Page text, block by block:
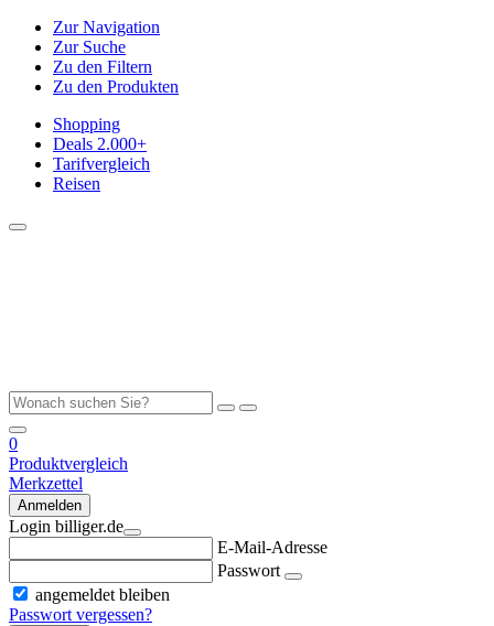
Zur Navigation
Zur Suche
Zu den Filtern
Zu den Produkten
Shopping
Deals 2.000+
Tarifvergleich
Reisen
0
Produktvergleich
Merkzettel
Anmelden
Login billiger.de
E-Mail-Adresse
Passwort
angemeldet bleiben
Passwort vergessen?